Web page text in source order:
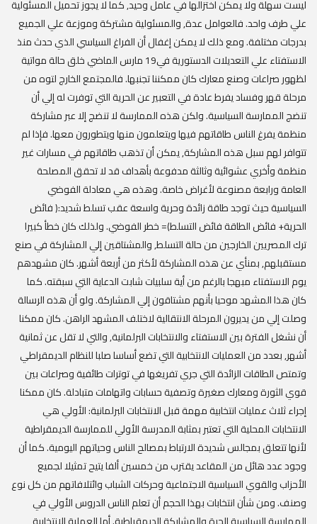
ليست سهلة ولا يمكن اختزالها في عامل وحيد, كما لا يجوز تحميل المسئولية
علي طرف واحد. فالعوامل عدة, والمسئولية مشتركة وموزعة علي الجميع
بدرجات مختلفة. ومع ذلك لا يمكن إغفال أن الفراغ السياسي الذي حدث منذ
الاستفتاء علي التعديلات الدستورية في19 مارس الماضي خلق حالة مواتية
لظهور صراعات وصنع معارك كان ممكننا تجنبها. فالمجتمع الخارج لتوه من
مرحلة قهر وفساد يفرط عادة في التعبير عن الحرية التي توفرت له إلي أن
تنضج الممارسة السياسية. ولكن هذه الممارسة لا تنضج إلا عبر مشاركة
منظمة يفرغ الناس طاقاتهم فيها ويتعلمون منها ويتطورون معها. فإذا لم
تتوافر لهم سبل هذه المشاركة, يمكن أن تذهب طاقاتهم في مسارات غير
منظمة وأخري عشوائية وثالثة مدفوعة بأهداف قد لا تحقق المصلحة
العامة ورابعة مصنوعة لأغراض خاصة. وهذه هي معادلة الفوضي
السياسية حيث توجد طاقة زائدة وحرية واسعة عقب تسلط شديد:( فائض
الحرية+ فائض الطاقة فائض التسلط)= خطر الفوضي. ولذلك كان خطأ كبيرا
ترك المصريين الخارجين من حالة التسلط, والمشتاقين إلي المشاركة في صنع
مستقبلهم, بمنأي عن هذه المشاركة لأكثر من أربعة أشهر. كان مشهدهم
يوم الاستفتاء مبهجا بالرغم من أية سلبيات شابت الدعاية التي سبقته. كما
كان هذا المشهد موحيا بأنهم مشتاقون إلي المشاركة. ولو أن هذه الرسالة
وصلت إلي من يديرون المرحلة الانتقالية لاختلف المشهد الراهن. كان ممكنا
أن نشغل الفترة بين الاستفتاء والانتخابات البرلمانية, والتي لا تقل عن ثمانية
أشهر, بعدد من العمليات الانتخابية التي تضع أساسا صلبا للنظام الديمقراطي
وتمتص الطاقات الزائدة التي جري تفريغها في توترات طائفية وصراعات بين
قوي الثورة ومعارك صغيرة وتصفية حسابات واتهامات متبادلة. كان ممكنا
إجراء ثلاث عمليات انتخابية مهمة قبل الانتخابات البرلمانية: الأولي هي
الانتخابات المحلية التي تعتبر بمثابة المدرسة الأولي للممارسة الديمقراطية
لأنها تتعلق بمجالس شديدة الارتباط بمصالح الناس وحياتهم اليومية. كما أن
وجود عدد هائل من المقاعد يقترب من خمسين ألفا يتيح تمثيلا لجميع
الأحزاب والقوي السياسية الاجتماعية وحركات الشباب وائتلافاتهم من كل نوع
وصنف. ومن شأن انتخابات بهذا الحجم أن تعلم الناس الدروس الأولي في